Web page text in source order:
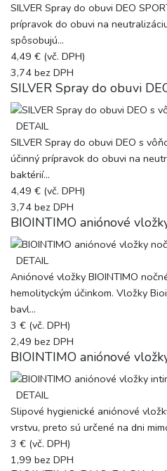
SILVER Spray do obuvi DEO
prípravok do obuvi na
spôsobujú...
4,49 € (vč. DPH)
3,74 bez DPH
SILVER Spray do obuvi
DETAIL
SILVER Spray do obuvi DEO s
účinný prípravok do obuvi na
baktérií...
4,49 € (vč. DPH)
3,74 bez DPH
BIOINTIMO aniónové
DETAIL
Aniónové vložky BIOINTIMO
hemolityckým účinkom. Vložky
bavl...
3 € (vč. DPH)
2,49 bez DPH
BIOINTIMO aniónové
DETAIL
Slipové hygienické aniónové
vrstvu, preto sú určené na dni
3 € (vč. DPH)
1,99 bez DPH